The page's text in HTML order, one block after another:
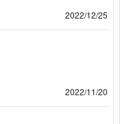
2022/12/25
2022/11/20